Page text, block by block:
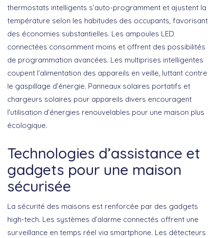
thermostats intelligents s’auto-programment et ajustent la
température selon les habitudes des occupants, favorisant
des économies substantielles. Les ampoules LED
connectées consomment moins et offrent des possibilités
de programmation avancées. Les multiprises intelligentes
coupent l’alimentation des appareils en veille, luttant contre
le gaspillage d’énergie. Panneaux solaires portatifs et
chargeurs solaires pour appareils divers encouragent
l’utilisation d’énergies renouvelables pour une maison plus
écologique.
Technologies d’assistance et
gadgets pour une maison
sécurisée
La sécurité des maisons est renforcée par des gadgets
high-tech. Les systèmes d’alarme connectés offrent une
surveillance en temps réel via smartphone. Les détecteurs